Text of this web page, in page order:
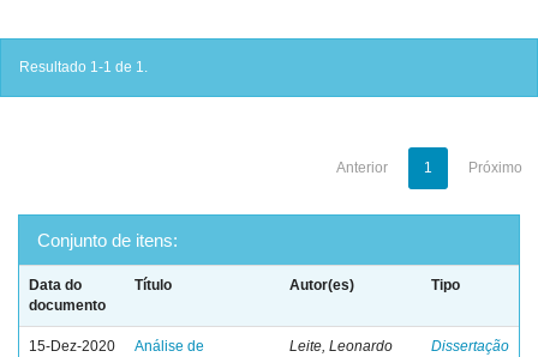
Resultado 1-1 de 1.
Anterior 1 Próximo
Conjunto de itens:
Data do
documento
Título Autor(es) Tipo
15-Dez-2020
Análise de
Leite, Leonardo
Dissertação